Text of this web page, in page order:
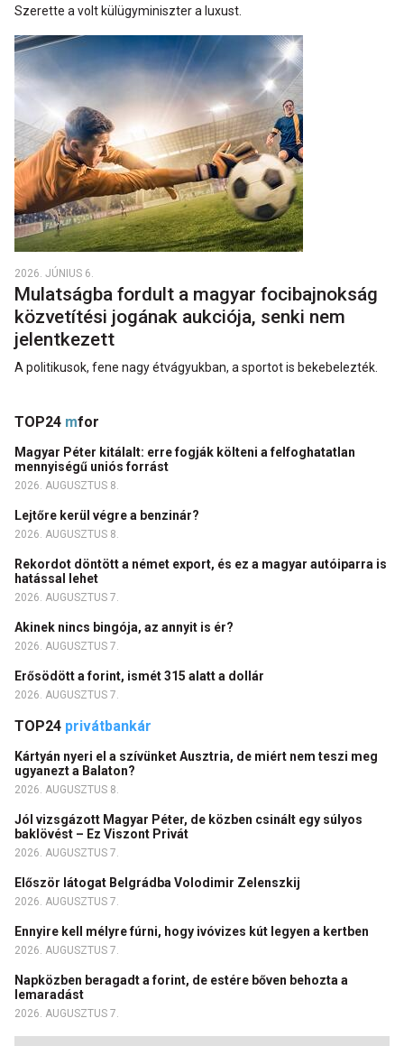
Szerette a volt külügyminiszter a luxust.
2026. JÚNIUS 6.
Mulatságba fordult a magyar focibajnokság
közvetítési jogának aukciója, senki nem
jelentkezett
A politikusok, fene nagy étvágyukban, a sportot is bekebelezték.
TOP24 mfor
Magyar Péter kitálalt: erre fogják költeni a felfoghatatlan
mennyiségű uniós forrást
2026. AUGUSZTUS 8.
Lejtőre kerül végre a benzinár?
2026. AUGUSZTUS 8.
Rekordot döntött a német export, és ez a magyar autóiparra is
hatással lehet
2026. AUGUSZTUS 7.
Akinek nincs bingója, az annyit is ér?
2026. AUGUSZTUS 7.
Erősödött a forint, ismét 315 alatt a dollár
2026. AUGUSZTUS 7.
TOP24 privátbankár
Kártyán nyeri el a szívünket Ausztria, de miért nem teszi meg
ugyanezt a Balaton?
2026. AUGUSZTUS 8.
Jól vizsgázott Magyar Péter, de közben csinált egy súlyos
baklövést – Ez Viszont Privát
2026. AUGUSZTUS 7.
Először látogat Belgrádba Volodimir Zelenszkij
2026. AUGUSZTUS 7.
Ennyire kell mélyre fúrni, hogy ivóvizes kút legyen a kertben
2026. AUGUSZTUS 7.
Napközben beragadt a forint, de estére bőven behozta a
lemaradást
2026. AUGUSZTUS 7.